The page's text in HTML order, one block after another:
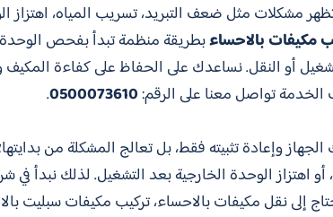
مشكلات مثل ضعف التبريد، تسريب المياه، اهتزاز
مكيفات بالاحساءبطريقة منظمة تبدأ بفحص الوحدة
أو النقل. نساعدك على الحفاظ على كفاءة المكيف
تواصل معنا على الرقم:0500073610
.
وإعادة تثبيته فقط، بل تعالج المشكلة من
اهتزاز الوحدة الخارجية بعد التشغيل. لذلك نبدأ
نقل مكيفات بالاحساء، تركيب مكيفات سبليت